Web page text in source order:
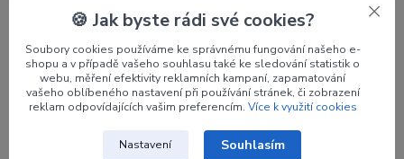
Parametry
Výrobce Avalon
🍪 Jak byste rádi své cookies?
Soubory cookies používáme ke správnému fungování našeho e-
shopu a v případě vašeho souhlasu také ke sledování statistik o
webu, měření efektivity reklamních kampaní, zapamatování
vašeho oblíbeného nastavení při používání stránek, či zobrazení
reklam odpovídajících vašim preferencím. Více k využití cookies
Nastavení Souhlasím